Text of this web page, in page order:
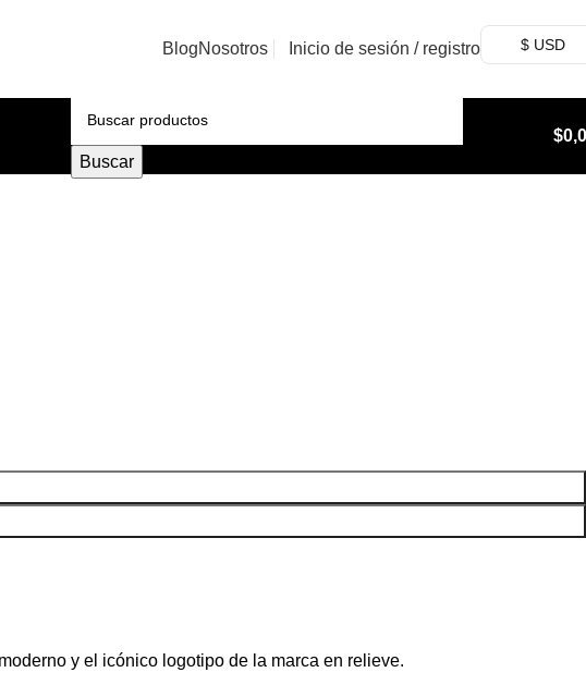
BlogNosotros Inicio de sesión / registro $ USD
Buscar
$
y el icónico logotipo de la marca en relieve.